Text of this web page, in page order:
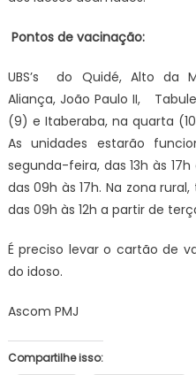
Pontos de vacinação:
UBS’s do Quidé, Alto da
Aliança, João Paulo II,
(9) e Itaberaba, na quarta
As unidades estarão
segunda-feira, das 13h às
das 09h às 17h. Na zona
das 09h às 12h a partir de
É preciso levar o cartão de
do idoso.
Ascom PMJ
Compartilhe isso: